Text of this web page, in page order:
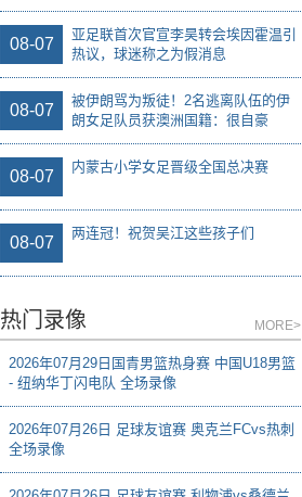
08-07
亚足联首次官宣李昊转会埃因霍温引
热议，球迷称之为假消息
08-07
被伊朗骂为叛徒！2名逃离队伍的伊
朗女足队员获澳洲国籍：很自豪
08-07
内蒙古小学女足晋级全国总决赛
08-07
两连冠！祝贺吴江这些孩子们
热门录像 MORE>
2026年07月29日国青男篮热身赛 中国U18男篮
- 纽纳华丁闪电队 全场录像
2026年07月26日 足球友谊赛 奥克兰FCvs热刺
全场录像